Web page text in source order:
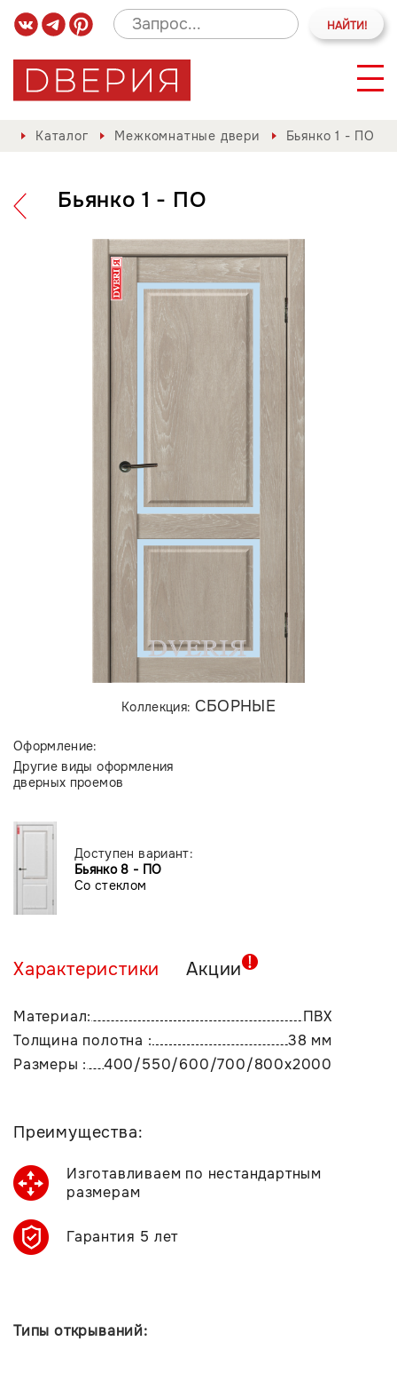
Каталог Межкомнатные двери Бьянко 1 - ПО
Бьянко 1 - ПО
Коллекция: СБОРНЫЕ
Оформление:
Другие виды оформления
дверных проемов
Доступен вариант:
Бьянко 8 - ПО
Со стеклом
Характеристики Акции
Материал:
ПВХ
Толщина полотна :
38 мм
Размеры :
400/550/600/700/800х2000
Преимущества:
Изготавливаем по нестандартным
размерам
Гарантия 5 лет
Типы открываний: